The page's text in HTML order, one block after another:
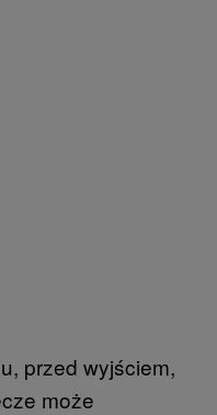
przed wyjściem,
może